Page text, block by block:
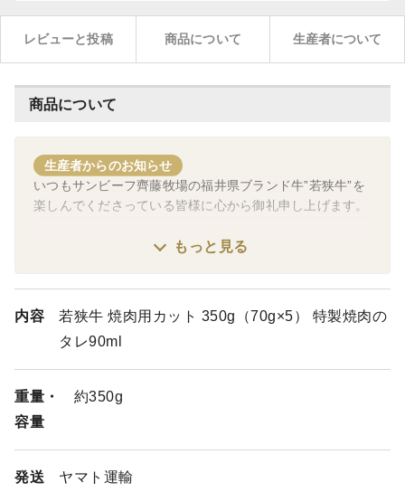
レビューと投稿 商品について 生産者について
商品について
生産者からのお知らせ
いつもサンビーフ齊藤牧場の福井県ブランド牛”若狭牛”を
楽しんでくださっている皆様に心から御礼申し上げます。
当店は皆様のご用命に少しでもお応えするため、お盆期間
いただいておりますが、時間の都合上どうしても不可能な
場合は翌日の発送とさせていただいております。
いができれば幸いでございます。
また、当店のラインナップにない商品でも、ご希望のもの
もっと見る
内容
若狭牛 焼肉用カット 350g（70g×5） 特製焼肉の
タレ90ml
重量・
容量
約350g
発送 ヤマト運輸